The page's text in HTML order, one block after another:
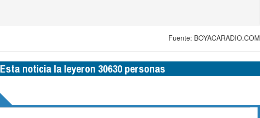
Fuente: BOYACARADIO.COM
Esta noticia la leyeron 30630 personas